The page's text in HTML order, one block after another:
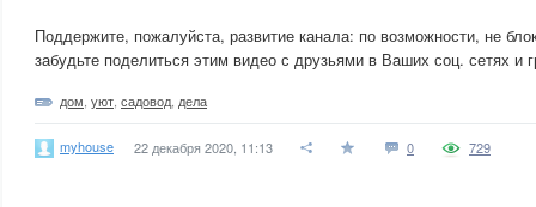
Поддержите, пожалуйста, развитие канала: по возможности, не
забудьте поделиться этим видео с друзьями в Ваших соц. сетях и
дом уют садовод дела
myhouse 22 декабря 2020, 11:13 0 729